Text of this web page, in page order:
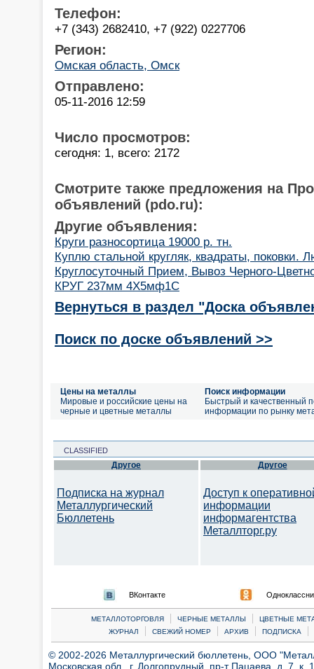
Телефон:
+7 (343) 2682410, +7 (922) 0227706
Регион:
Омская область, Омск
Отправлено:
05-11-2016 12:59
Число просмотров:
сегодня: 1, всего: 2172
Смотрите также предложения на
объявлений (pdo.ru):
Другие объявления:
Круги разносортица 19000 р. тн.
Куплю стальной кругляк, квадраты, поковки.
Круглосуточный Прием, Вывоз Черного-
КРУГ 237мм 4Х5мф1С
Вернуться в раздел "Доска
Поиск по доске объявлений >>
Цены на металлы
Мировые и российские цены на
черные и цветные металлы
Поиск информации
Быстрый и качественный
информации по рынку
CLASSIFIED
Другое
Подписка на журнал
Металлургический
Бюллетень
Другое
Доступ к
информации
информагентства
Металлторг.ру
ВКонтакте
МЕТАЛЛОТОРГОВЛЯ | ЧЕРНЫЕ МЕТАЛЛЫ |
ЦВЕТНЫЕ
ЖУРНАЛ
| СВЕЖИЙ НОМЕР | АРХИВ | ПОДПИСКА |
© 2002-2026 Металлургический бюллетень, ООО
Московская обл., г. Долгопрудный, пр-т Пацаева, д. 7,